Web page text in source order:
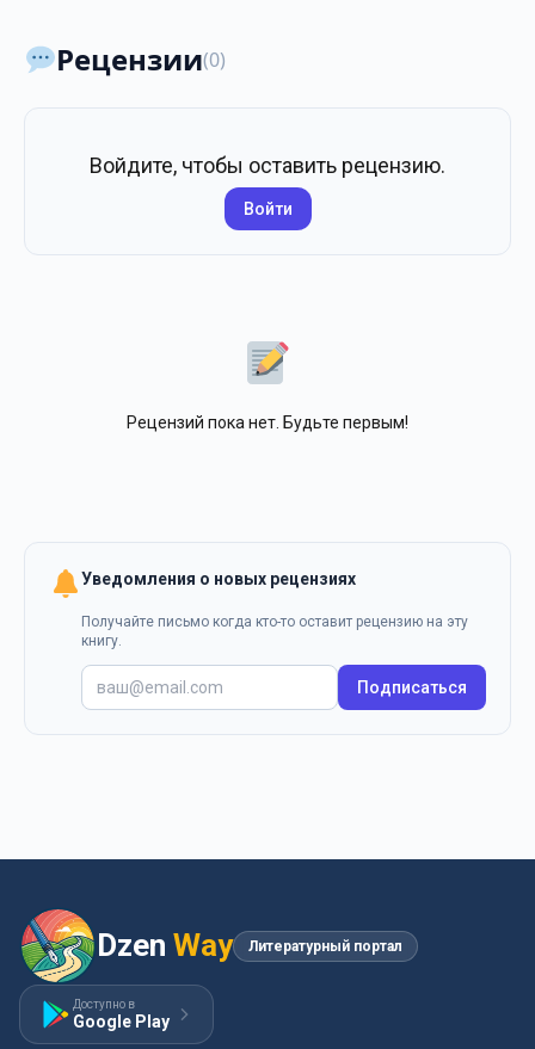
Рецензии(0)
Войдите, чтобы оставить рецензию.
Войти
Рецензий пока нет. Будьте первым!
Уведомления о новых рецензиях
Получайте письмо когда кто-то оставит рецензию на эту
книгу.
Подписаться
Dzen Way Литературный портал
Доступно в
Google Play